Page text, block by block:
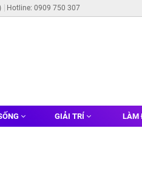
Hotline: 0909 750 307
GIẢI TRÍ LÀM